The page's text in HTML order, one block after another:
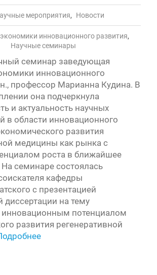
мероприятия, Новости
инновационного развития,
Научные семинары
семинар заведующая
инновационного
профессор Марианна Кудина. В
она подчеркнула
и актуальность научных
в области инновационного
развития
медицины как рынка с
роста в ближайшее
На семинаре состоялась
кафедры
с презентацией
диссертации на тему
инновационным потенциалом
развития регенеративной